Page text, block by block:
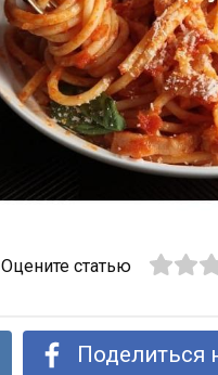
Оцените статью
Поделиться